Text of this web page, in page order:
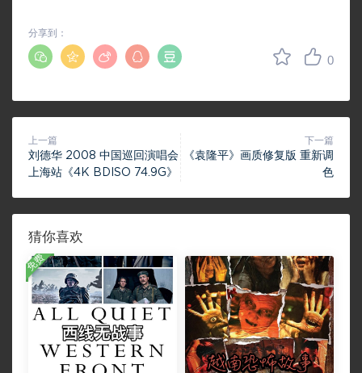
0
分享到：
上一篇
刘德华 2008 中国巡回演唱会
上海站《4K BDISO 74.9G》
下一篇
《袁隆平》画质修复版 重新调
色
猜你喜欢
免费